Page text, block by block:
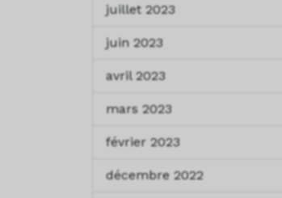
juillet 2023
juin 2023
avril 2023
mars 2023
février 2023
décembre 2022